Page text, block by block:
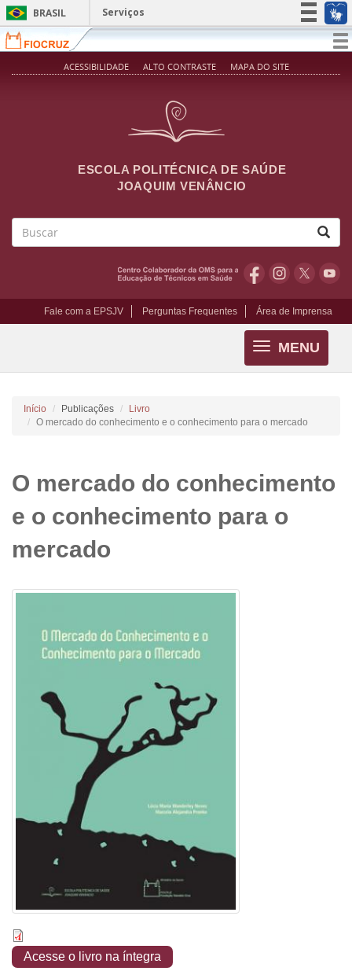
Pular para o conteúdo principal
BRASIL
Serviços
Simplifique!
Participe
ACESSIBILIDADE ALTO CONTRASTE MAPA DO SITE
ESCOLA POLITÉCNICA DE SAÚDE
JOAQUIM VENÂNCIO
Fale com a EPSJV Perguntas Frequentes Área de Imprensa
MENU
Toggle
navigation
Início Publicações
Livro
O mercado do conhecimento e o conhecimento para o mercado
O mercado do conhecimento
e o conhecimento para o
mercado
Acesse o livro na íntegra